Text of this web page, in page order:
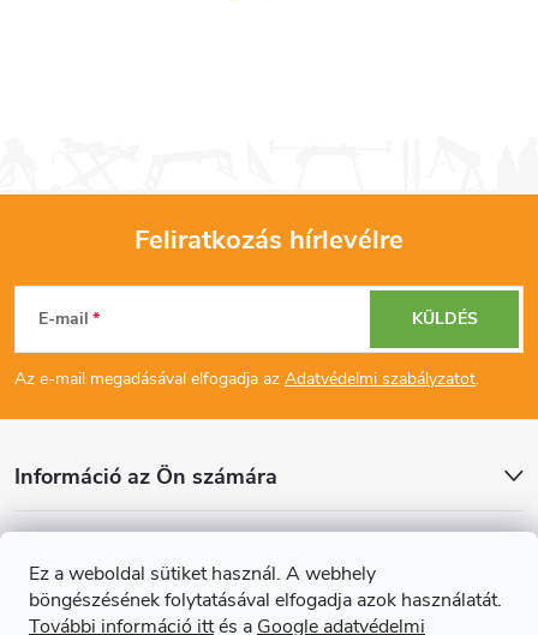
Ez a weboldal sütiket használ. A webhely
böngészésének folytatásával elfogadja azok használatát.
További információ ittés a Google adatvédelmi
L
á
b
é
Feliratkozás hírlevélre
E-mail
Az e-mail megadásával elfogadja az Adatvédelmi szabályzatot.
KÜLDÉS
Információ az Ön számára
Online fizetési lehetőséget biztosítunk